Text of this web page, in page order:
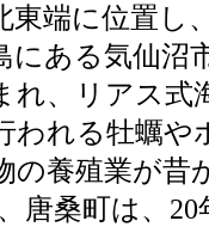
東端に位置し
にある気仙沼
れ、リアス式
われる牡蠣や
の養殖業が昔
唐桑町は、20